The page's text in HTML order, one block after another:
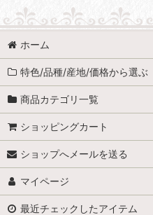
ホーム
特色/品種/産地/価格から選ぶ
商品カテゴリ一覧
ショッピングカート
ショップへメールを送る
マイページ
最近チェックしたアイテム